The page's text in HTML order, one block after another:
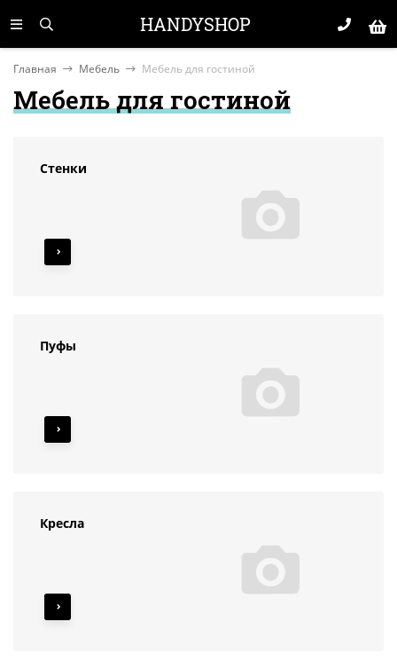
HANDYSHOP
Главная Мебель Мебель для гостиной
Мебель для гостиной
Стенки
Пуфы
Кресла